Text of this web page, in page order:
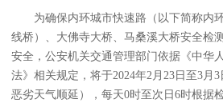
为确保内环城市快速路（以下简称内
线桥）、大佛寺大桥、马桑溪大桥安全检
安全，公安机关交通管理部门依据《中华
法》相关规定，将于2024年2月23日至3月
恶劣天气顺延），每天0时至次日6时根据